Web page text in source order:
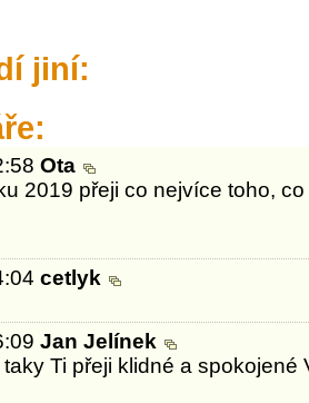
jiní:
Ota
2019 přeji co nejvíce toho,
cetlyk
Jan Jelínek
Ti přeji klidné a